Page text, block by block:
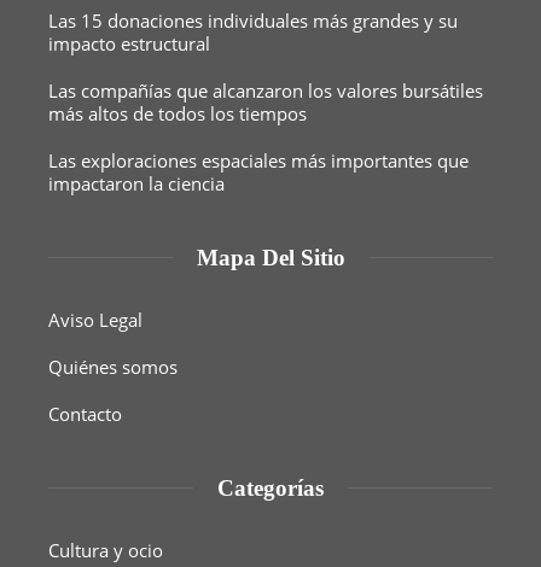
Las 15 donaciones individuales más grandes y su
impacto estructural
Las compañías que alcanzaron los valores bursátiles
más altos de todos los tiempos
Las exploraciones espaciales más importantes que
impactaron la ciencia
Mapa Del Sitio
Aviso Legal
Quiénes somos
Contacto
Categorías
Cultura y ocio